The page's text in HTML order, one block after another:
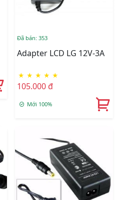
Đã bán: 353
Adapter LCD LG 12V-3A
★ ★ ★ ★ ★
105.000 đ
Mới 100%